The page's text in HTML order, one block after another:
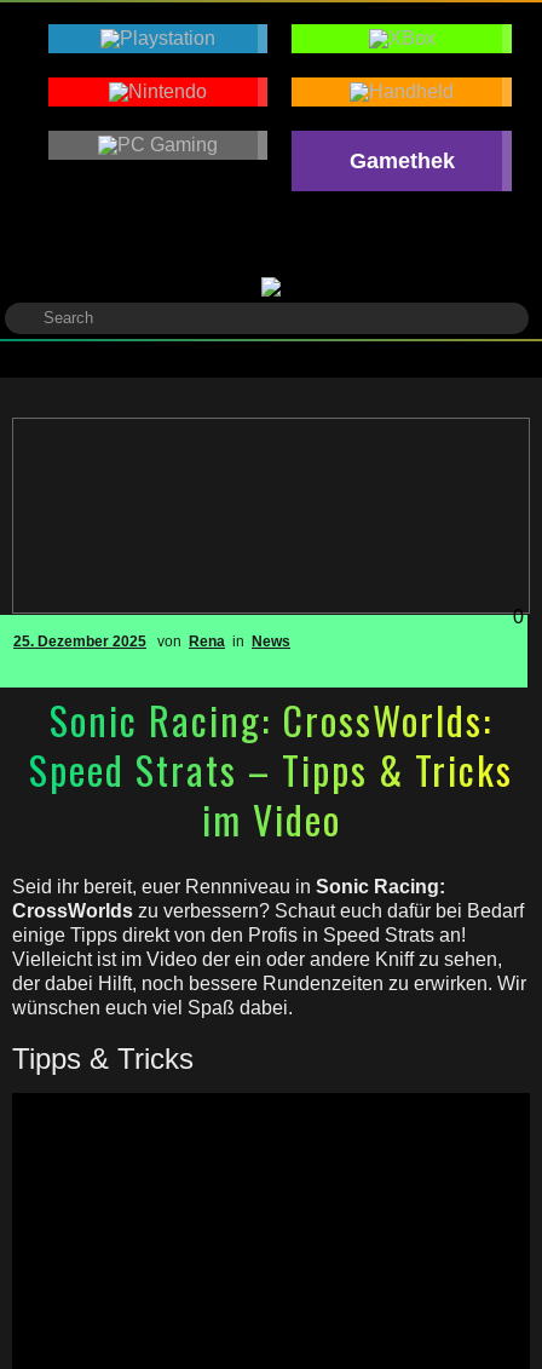
Gamethek
25. Dezember 2025 von Rena in News
0
Sonic Racing: CrossWorlds:
Speed Strats – Tipps & Tricks
im Video
Seid ihr bereit, euer Rennniveau in Sonic Racing:
CrossWorlds zu verbessern? Schaut euch dafür bei Bedarf
einige Tipps direkt von den Profis in Speed Strats an!
Vielleicht ist im Video der ein oder andere Kniff zu sehen,
der dabei Hilft, noch bessere Rundenzeiten zu erwirken. Wir
wünschen euch viel Spaß dabei.
Tipps & Tricks